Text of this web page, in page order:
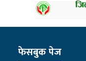
फेसबुक पेज